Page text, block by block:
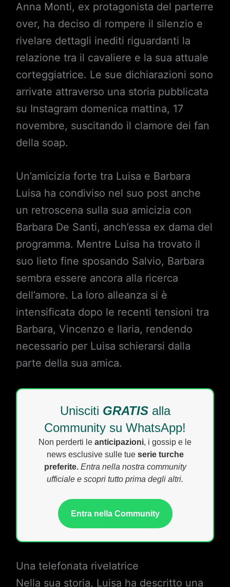
Anna Monti, ex protagonista del parterre
over, ha deciso di rompere il silenzio e
rivelare dettagli inediti riguardanti la
relazione tra il cavaliere e la sua attuale
corteggiatrice. Le sue dichiarazioni sono
arrivate attraverso una storia pubblicata
su Instagram domenica mattina, 17
novembre, suscitando il clamore dei fan
della soap.
Un’amicizia forte tra Luisa e Barbara
Luisa ha condiviso nel suo post anche
un retroscena sulla sua amicizia con
Barbara De Santi, anch’essa ex dama del
programma. Mentre Luisa ha trovato il
suo lieto fine sposando Salvio, Barbara
sembra essere ancora alla ricerca
dell’amore. La loro alleanza si è
intensificata dopo le recenti tensioni tra
Barbara, Vincenzo e Ilaria, rendendo
necessario per Luisa schierarsi dalla
parte della sua amica.
Unisciti GRATISalla
Community su WhatsApp!
Non perderti le anticipazioni, i gossip e le
news esclusive sulle tue serie turche
preferite. Entra nella nostra community
ufficiale e scopri tutto prima degli altri.
Entra nella Community
Una telefonata rivelatrice
Nella sua storia, Luisa ha descritto una